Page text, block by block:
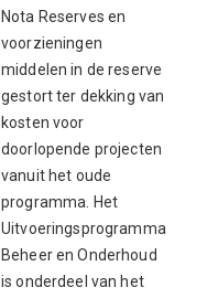
Nota Reserves en
voorzieningen
middelen in de reserve
gestort ter dekking van
kosten voor
doorlopende projecten
vanuit het oude
programma. Het
Uitvoeringsprogramma
Beheer en Onderhoud
is onderdeel van het